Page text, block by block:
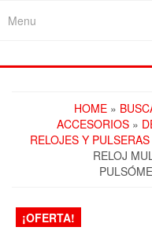
Menu
HOME »
ACCESORIOS »
RELOJES Y PULSERAS
RELOJ
¡OFERTA!